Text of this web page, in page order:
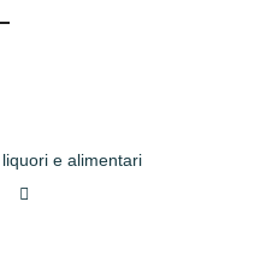
navigazione